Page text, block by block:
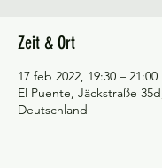
Zeit & Ort
17 feb 2022, 19:30 – 21:00
El Puente, Jäckstraße
Deutschland